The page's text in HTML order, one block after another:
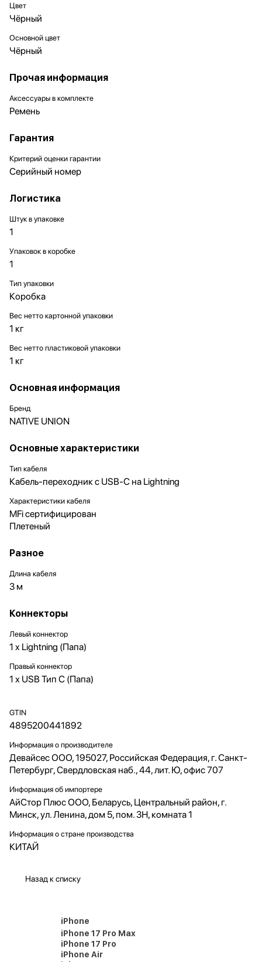
Цвет
Чёрный
Основной цвет
Чёрный
Прочая информация
Аксессуары в комплекте
Ремень
Гарантия
Критерий оценки гарантии
Серийный номер
Логистика
Штук в упаковке
1
Упаковок в коробке
1
Тип упаковки
Коробка
Вес нетто картонной упаковки
1 кг
Вес нетто пластиковой упаковки
1 кг
Основная информация
Бренд
NATIVE UNION
Основные характеристики
Тип кабеля
Кабель-переходник с USB-C на Lightning
Характеристики кабеля
MFi cертифицирован
Плетеный
Разное
Длина кабеля
3 м
Коннекторы
Левый коннектор
1 x Lightning (Папа)
Правый коннектор
1 х USB Тип C (Папа)
GTIN
4895200441892
Информация о производителе
Девайсес ООО, 195027, Российская Федерация, г. Санкт-
Петербург, Свердловская наб., 44, лит. Ю, офис 707
Информация об импортере
АйСтор Плюс ООО, Беларусь, Центральный район, г.
Минск, ул. Ленина, дом 5, пом. 3Н, комната 1
Информация о стране производства
КИТАЙ
Назад к списку
iPhone
iPhone 17 Pro Max
iPhone 17 Pro
iPhone Air